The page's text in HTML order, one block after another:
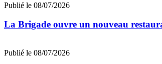
Publié le 08/07/2026
La Brigade ouvre un nouveau
Publié le 08/07/2026